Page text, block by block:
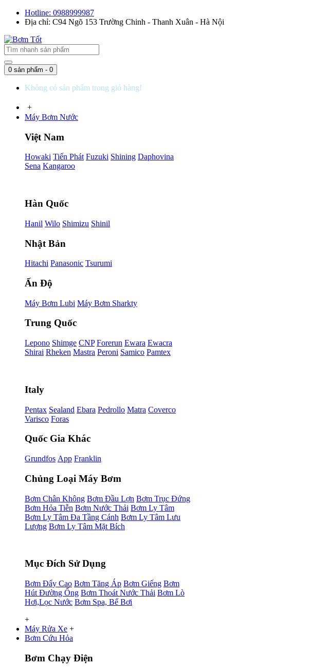
Hotline: 0988999987
Địa chỉ: C94 Ngõ 153 Trường Chinh - Thanh Xuân - Hà Nội
0 sản phẩm - 0
Không có sản phẩm trong giỏ hàng!
+
Máy Bơm Nước
Việt Nam
Howaki Tiến Phát Fuzuki Shining Daphovina
Sena Kangaroo
Hàn Quốc
Hanil Wilo Shimizu Shinil
Nhật Bản
Hitachi Panasonic Tsurumi
Ấn Độ
Máy Bơm Lubi Máy Bơm Sharkty
Trung Quốc
Lepono Shimge CNP Forerun Ewara Ewacra
Shirai Rheken Mastra Peroni Samico Pamtex
Italy
Pentax Sealand Ebara Pedrollo Matra Coverco
Varisco Foras
Quốc Gia Khác
Grundfos App Franklin
Chủng Loại Máy Bơm
Bơm Chân Không Bơm Đầu Lợn Bơm Trục Đứng
Bơm Hỏa Tiễn Bơm Nước Thải Bơm Ly Tâm
Bơm Ly Tâm Đa Tầng Cánh Bơm Ly Tâm Lưu
Lượng Bơm Ly Tâm Mặt Bích
Mục Đích Sử Dụng
Bơm Đẩy Cao Bơm Tăng Áp Bơm Giếng Bơm
Hút Đường Ống Bơm Thoát Nước Thải Bơm Lò
Hơi,Lọc Nước Bơm Spa, Bể Bơi
+
Máy Rửa Xe +
Bơm Cứu Hỏa
Bơm Chạy Điện